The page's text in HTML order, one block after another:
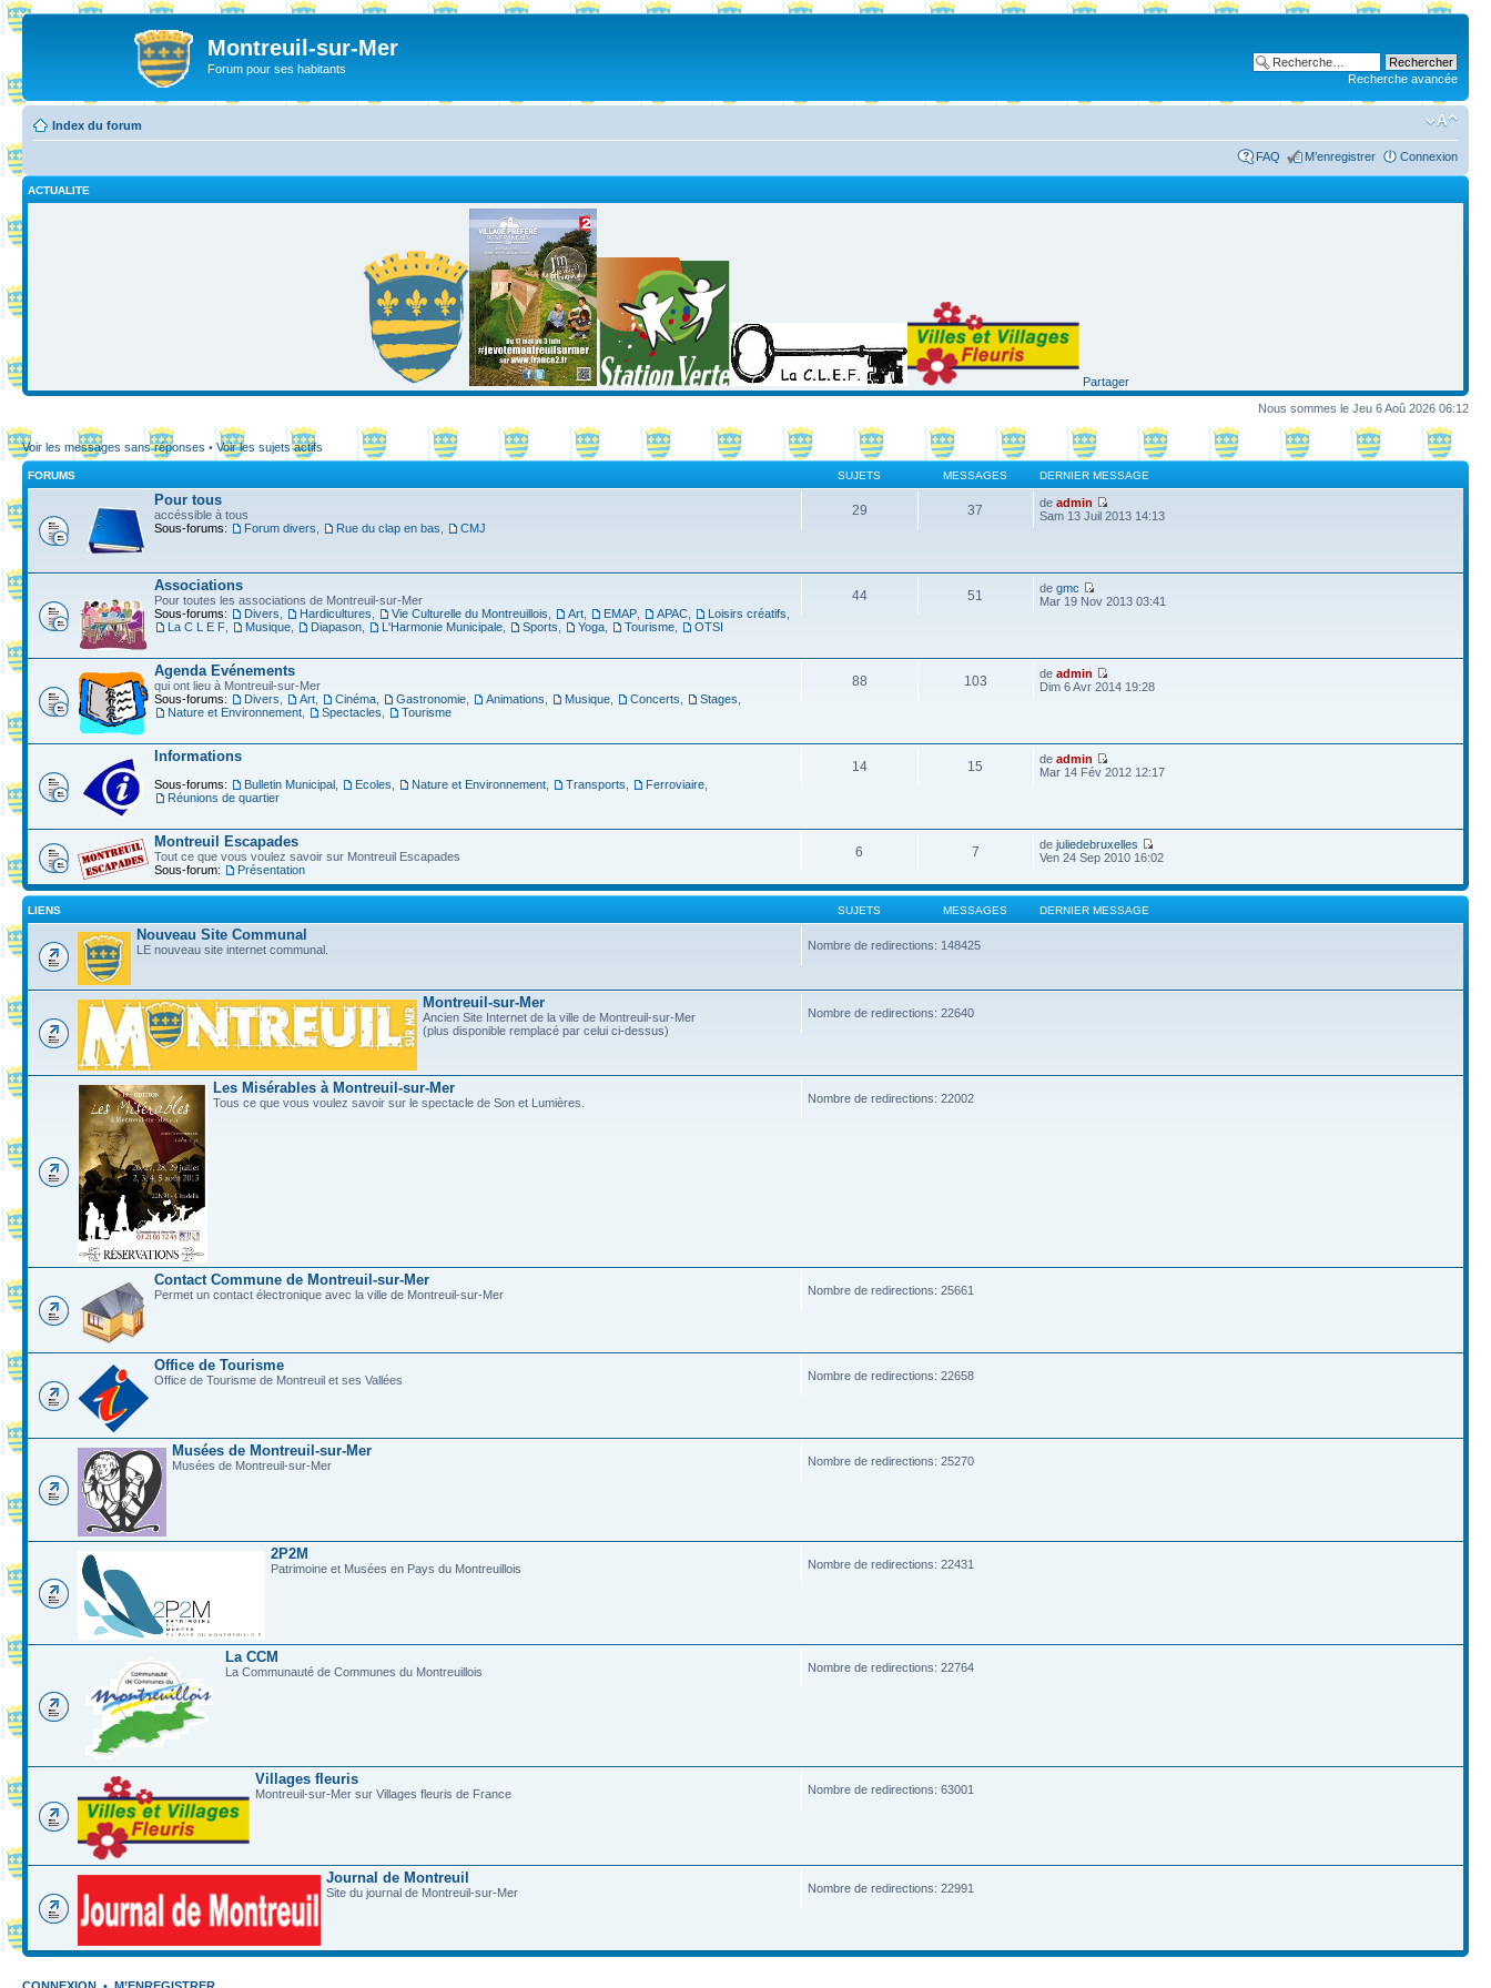
Montreuil-sur-Mer
Forum pour ses habitants
Recherche avancée
Index du forum
FAQ M’enregistrer Connexion
ACTUALITE
Partager
Nous sommes le Jeu 6 Aoû 2026 06:12
Voir les messages sans réponses •Voir les sujets actifs
FORUMS SUJETS MESSAGES DERNIER MESSAGE
Pour tous
accéssible à tous
Sous-forums:
Forum divers Rue du clap en bas CMJ
29 37 deadmin
Sam 13 Juil 2013 14:13
Associations
Pour toutes les associations de Montreuil-sur-Mer
Sous-forums:
Divers Hardicultures Vie Culturelle du Montreuillois Art EMAP APAC Loisirs créatifs
La C L E F
Musique Diapason L'Harmonie Municipale Sports Yoga Tourisme OTSI
44 51 degmc
Mar 19 Nov 2013 03:41
Agenda Evénements
qui ont lieu à Montreuil-sur-Mer
Sous-forums:
Divers Art Cinéma Gastronomie Animations Musique Concerts Stages
Nature et Environnement
Spectacles Tourisme
88 103 deadmin
Dim 6 Avr 2014 19:28
Informations
Sous-forums: Bulletin Municipal Ecoles Nature et Environnement Transports Ferroviaire
Réunions de quartier
14 15 deadmin
Mar 14 Fév 2012 12:17
Montreuil Escapades
Tout ce que vous voulez savoir sur Montreuil Escapades
Sous-forum:
Présentation
6 7 dejuliedebruxelles
Ven 24 Sep 2010 16:02
LIENS SUJETS MESSAGES DERNIER MESSAGE
Nouveau Site Communal
LE nouveau site internet communal. Nombre de redirections: 148425
Montreuil-sur-Mer
Ancien Site Internet de la ville de Montreuil-sur-Mer
(plus disponible remplacé par celui ci-dessus)
Nombre de redirections: 22640
Les Misérables à Montreuil-sur-Mer
Tous ce que vous voulez savoir sur le spectacle de Son et Lumières. Nombre de redirections: 22002
Contact Commune de Montreuil-sur-Mer
Permet un contact électronique avec la ville de Montreuil-sur-Mer Nombre de redirections: 25661
Office de Tourisme
Office de Tourisme de Montreuil et ses Vallées Nombre de redirections: 22658
Musées de Montreuil-sur-Mer
Musées de Montreuil-sur-Mer Nombre de redirections: 25270
2P2M
Patrimoine et Musées en Pays du Montreuillois Nombre de redirections: 22431
La CCM
La Communauté de Communes du Montreuillois Nombre de redirections: 22764
Villages fleuris
Montreuil-sur-Mer sur Villages fleuris de France Nombre de redirections: 63001
Journal de Montreuil
Site du journal de Montreuil-sur-Mer Nombre de redirections: 22991